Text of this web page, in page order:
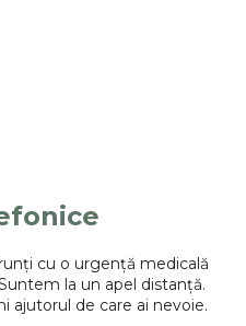
cu o urgență medicală
la un apel distanță.
ajutorul de care ai nevoie.